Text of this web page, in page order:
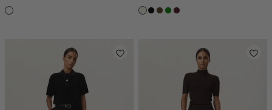
Silver ecruzwart
toffee
groenpruim,